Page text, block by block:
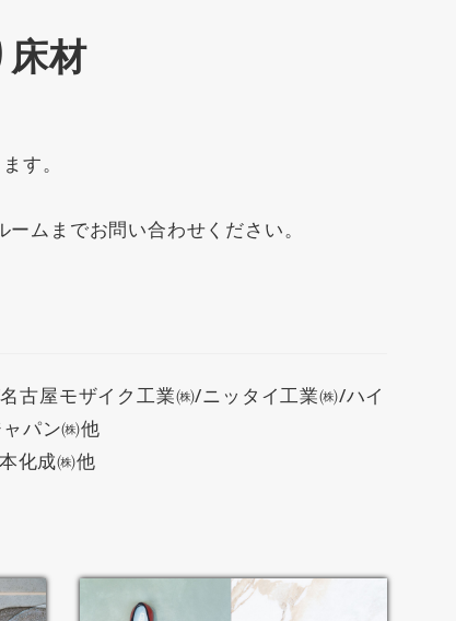
材
す。
ムまでお問い合わせください。
古屋モザイク工業㈱/ニッタイ工業㈱/ハイ
パン㈱他
化成㈱他